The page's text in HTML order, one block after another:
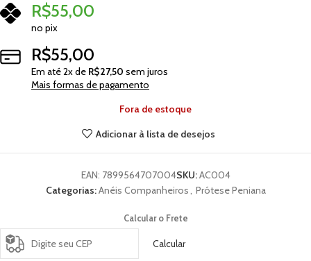
R$55,00
no pix
R$55,00
Em até2x de R$27,50 sem juros
Mais formas de pagamento
Fora de estoque
Adicionar à lista de desejos
EAN: 7899564707004SKU:AC004
Categorias:Anéis Companheiros, Prótese Peniana
Calcular o Frete
Calcular